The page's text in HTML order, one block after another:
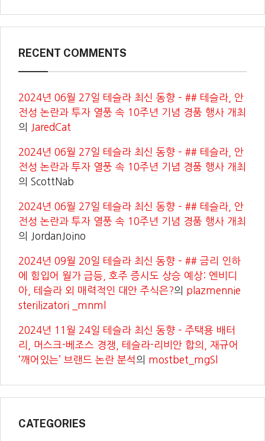
RECENT COMMENTS
2024년 06월 27일 테슬라 최신 동향 – ## 테슬라, 안
전성 논란과 투자 열풍 속 10주년 기념 경품 행사 개최
의
JaredCat
2024년 06월 27일 테슬라 최신 동향 – ## 테슬라, 안
전성 논란과 투자 열풍 속 10주년 기념 경품 행사 개최
의 ScottNab
2024년 06월 27일 테슬라 최신 동향 – ## 테슬라, 안
전성 논란과 투자 열풍 속 10주년 기념 경품 행사 개최
의
JordanJoino
2024년 09월 20일 테슬라 최신 동향 – ## 금리 인하
에 힘입어 월가 급등, 호주 증시도 상승 예상: 엔비디
아, 테슬라 외 매력적인 대안 주식은?의 plazmennie
sterilizatori _mnml
2024년 11월 24일 테슬라 최신 동향 – 주택용 배터
리, 머스크-베조스 경쟁, 테슬라-리비안 합의, 재규어
‘깨어있는’ 브랜드 논란 분석의 mostbet_mgSl
CATEGORIES